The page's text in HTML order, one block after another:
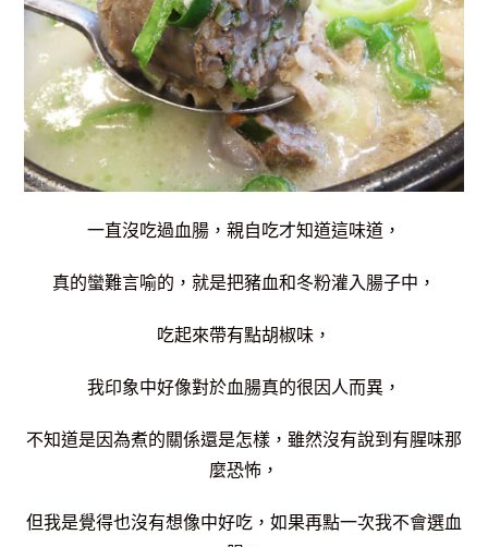
一直沒吃過血腸， 親自吃才知道這味道，
真的蠻難言喻的，就是把豬血和冬粉灌入腸子中，
吃起來帶有點胡椒味，
我印象中好像對於血腸真的很因人而異，
不知道是因為煮的關係還是怎樣，雖然沒有說到有腥味那
麼恐怖，
但我是覺得也沒有想像中好吃，如果再點一次我不會選血